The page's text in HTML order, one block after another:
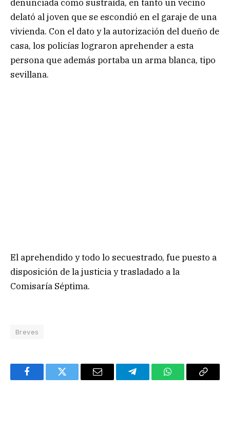
denunciada como sustraída, en tanto un vecino
delató al joven que se escondió en el garaje de una
vivienda. Con el dato y la autorización del dueño de
casa, los policías lograron aprehender a esta
persona que además portaba un arma blanca, tipo
sevillana.
El aprehendido y todo lo secuestrado, fue puesto a
disposición de la justicia y trasladado a la
Comisaría Séptima.
Breves
FacebookTwitter Email TelegramWhatsAppCopy